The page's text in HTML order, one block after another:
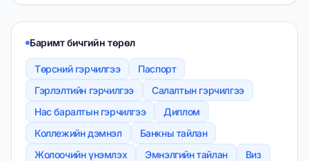
Баримт бичгийн төрөл
Төрсний гэрчилгээ
Паспорт
Гэрлэлтийн гэрчилгээ
Салалтын гэрчилгээ
Нас баралтын гэрчилгээ
Диплом
Коллежийн дэмнэл
Банкны тайлан
Жолоочийн үнэмлэх
Эмнэлгийн тайлан
Виз